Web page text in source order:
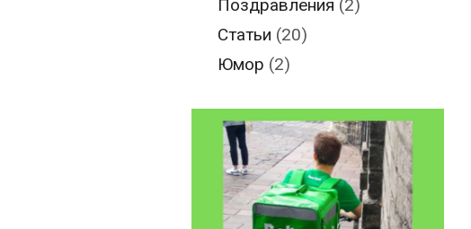
Поздравления (2)
Статьи (20)
Юмор (2)